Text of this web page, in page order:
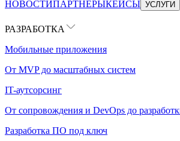
НОВОСТИПАРТНЕРЫКЕЙСЫ УСЛУГИ
РАЗРАБОТКА
Мобильные приложения
От MVP до масштабных систем
IT-аутсорсинг
От сопровождения и DevOps до
Разработка ПО под ключ